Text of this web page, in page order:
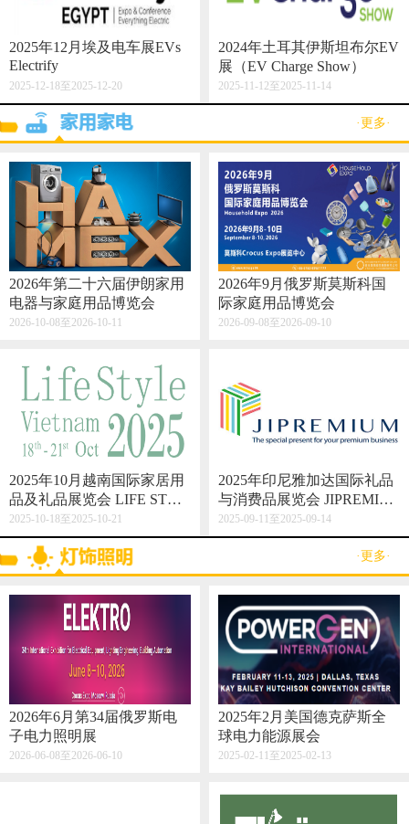
2025年12月埃及电车展EVs
Electrify
2025-12-18至2025-12-20
2024年土耳其伊斯坦布尔EV
展（EV Charge Show）
2025-11-12至2025-11-14
·更多·
2026年第二十六届伊朗家用
电器与家庭用品博览会
2026-10-08至2026-10-11
2026年9月俄罗斯莫斯科国
际家庭用品博览会
2026-09-08至2026-09-10
2025年10月越南国际家居用
品及礼品展览会 LIFE STYL
E VIETNAM 2025
2025-10-18至2025-10-21
2025年印尼雅加达国际礼品
与消费品展览会 JIPREMIU
M
2025-09-11至2025-09-14
·更多·
2026年6月第34届俄罗斯电
子电力照明展
2026-06-08至2026-06-10
2025年2月美国德克萨斯全
球电力能源展会
2025-02-11至2025-02-13